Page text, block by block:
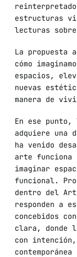
estructuras
lecturas
La propuesta
cómo
espacios,
nuevas
manera de
En ese
adquiere una
ha venido
arte funciona
imaginar
funcional.
dentro del
responden a
concebidos
clara, donde
con